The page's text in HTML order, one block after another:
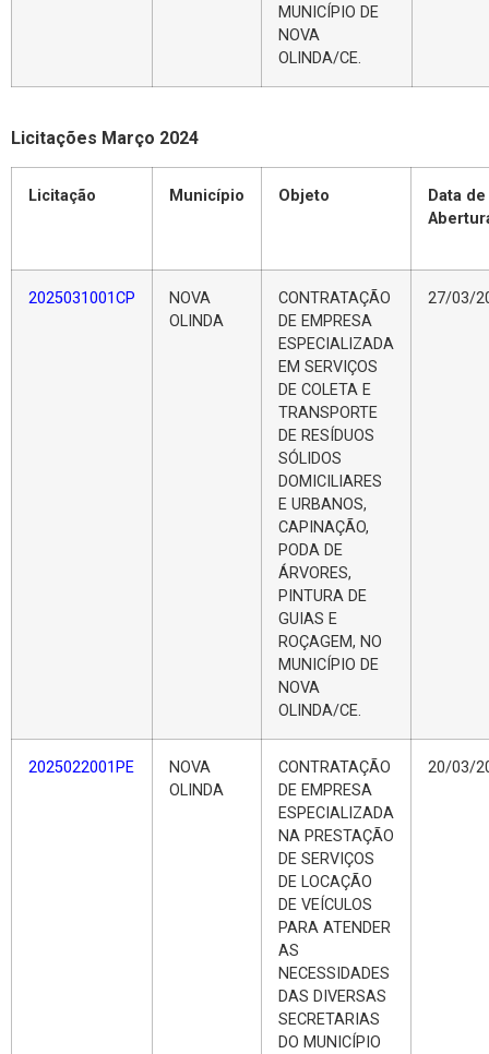
MUNICÍPIO DE
NOVA
OLINDA/CE.
Licitações Março 2024
Licitação Município Objeto
Data de
2025031001CP
NOVA
OLINDA
CONTRATAÇÃO
DE EMPRESA
ESPECIALIZADA
EM SERVIÇOS
DE COLETA E
TRANSPORTE
DE RESÍDUOS
SÓLIDOS
DOMICILIARES
E URBANOS,
CAPINAÇÃO,
PODA DE
ÁRVORES,
PINTURA DE
GUIAS E
ROÇAGEM, NO
MUNICÍPIO DE
NOVA
OLINDA/CE.
27/03/
2025022001PE
NOVA
OLINDA
CONTRATAÇÃO
DE EMPRESA
ESPECIALIZADA
NA PRESTAÇÃO
DE SERVIÇOS
DE LOCAÇÃO
DE VEÍCULOS
PARA ATENDER
AS
NECESSIDADES
DAS DIVERSAS
SECRETARIAS
DO MUNICÍPIO
20/03/